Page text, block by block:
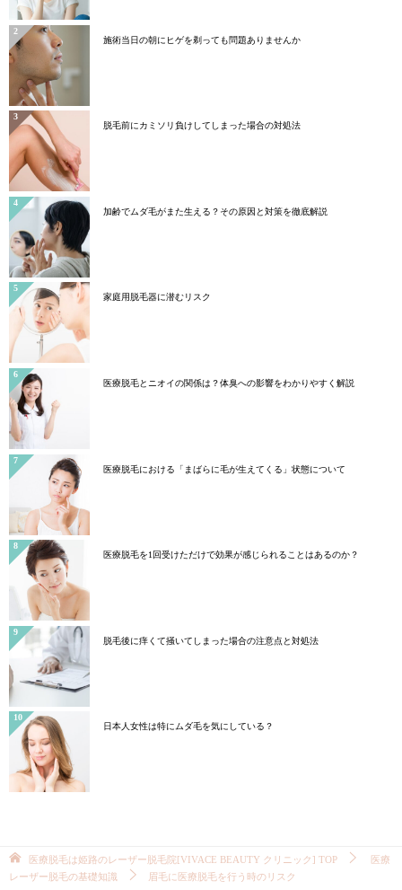
施術当日の朝にヒゲを剃っても問題ありませんか
脱毛前にカミソリ負けしてしまった場合の対処法
加齢でムダ毛がまた生える？その原因と対策を徹底解説
家庭用脱毛器に潜むリスク
医療脱毛とニオイの関係は？体臭への影響をわかりやすく解説
医療脱毛における「まばらに毛が生えてくる」状態について
医療脱毛を1回受けただけで効果が感じられることはあるのか？
脱毛後に痒くて掻いてしまった場合の注意点と対処法
日本人女性は特にムダ毛を気にしている？
医療脱毛は姫路のレーザー脱毛院[VIVACE BEAUTY クリニック] TOP
医療
レーザー脱毛の基礎知識
眉毛に医療脱毛を行う時のリスク